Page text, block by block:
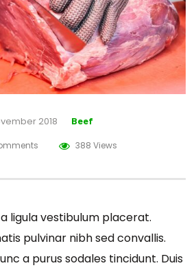
2018 Beef
388 Views
ligula vestibulum placerat.
pulvinar nibh sed convallis.
a purus sodales tincidunt. Duis